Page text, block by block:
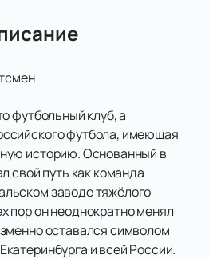
футбольный клуб, а
футбола, имеющая
историю. Основанный в
свой путь как команда
заводе тяжёлого
пор он неоднократно менял
оставался символом
и всей России.